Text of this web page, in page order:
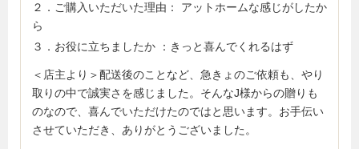
２．ご購入いただいた理由： アットホームな感じがしたか
ら
３．お役に立ちましたか ：きっと喜んでくれるはず
＜店主より＞配送後のことなど、急きょのご依頼も、やり
取りの中で誠実さを感じました。そんなJ様からの贈りも
のなので、喜んでいただけたのではと思います。お手伝い
させていただき、ありがとうございました。